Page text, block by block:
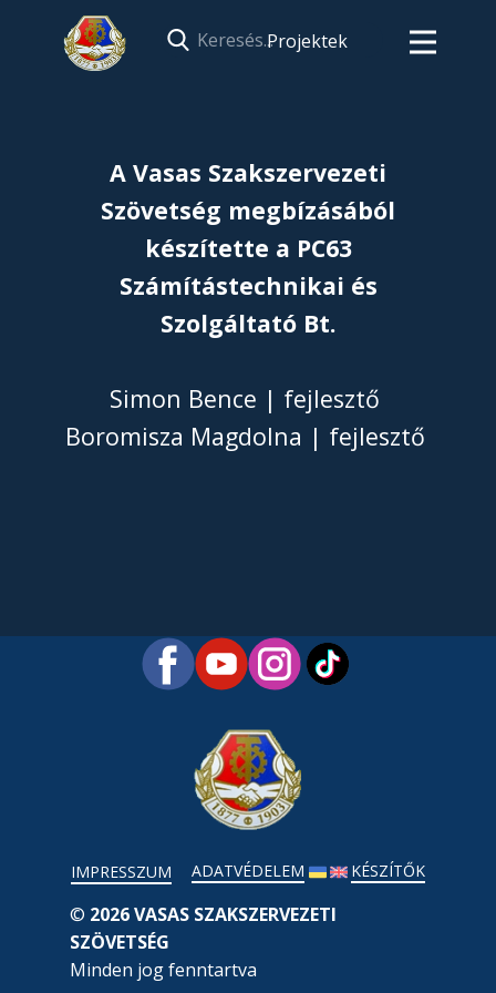
Projektek
A Vasas Szakszervezeti
Szövetség megbízásából
készítette a PC63
Számítástechnikai és
Szolgáltató Bt.
Simon Bence | fejlesztő
Boromisza Magdolna | fejlesztő
IMPRESSZUM ADATVÉDELEM KÉSZÍTŐK
© 2026 VASAS SZAKSZERVEZETI
SZÖVETSÉG
Minden jog fenntartva